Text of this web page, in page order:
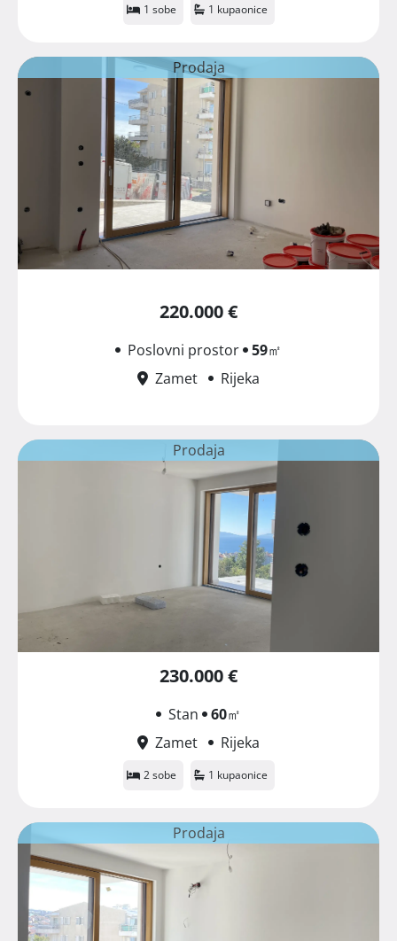
1 sobe 1 kupaonice
Prodaja
220.000 €
Poslovni prostor 59㎡
Zamet
Rijeka
Prodaja
230.000 €
Stan 60㎡
Zamet
Rijeka
2 sobe 1 kupaonice
Prodaja